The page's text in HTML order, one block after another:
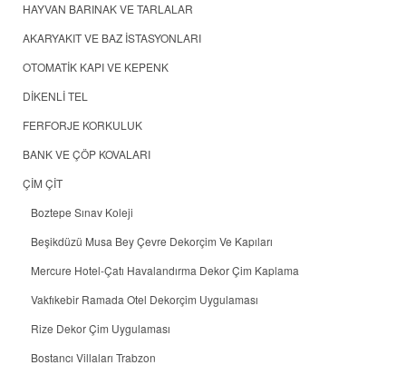
HAYVAN BARINAK VE TARLALAR
AKARYAKIT VE BAZ İSTASYONLARI
OTOMATİK KAPI VE KEPENK
DİKENLİ TEL
FERFORJE KORKULUK
BANK VE ÇÖP KOVALARI
ÇİM ÇİT
Boztepe Sınav Koleji
Beşikdüzü Musa Bey Çevre Dekorçim Ve Kapıları
Mercure Hotel-Çatı Havalandırma Dekor Çim Kaplama
Vakfıkebir Ramada Otel Dekorçim Uygulaması
Rize Dekor Çim Uygulaması
Bostancı Villaları Trabzon